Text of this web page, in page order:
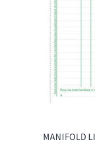
MANIFOLD